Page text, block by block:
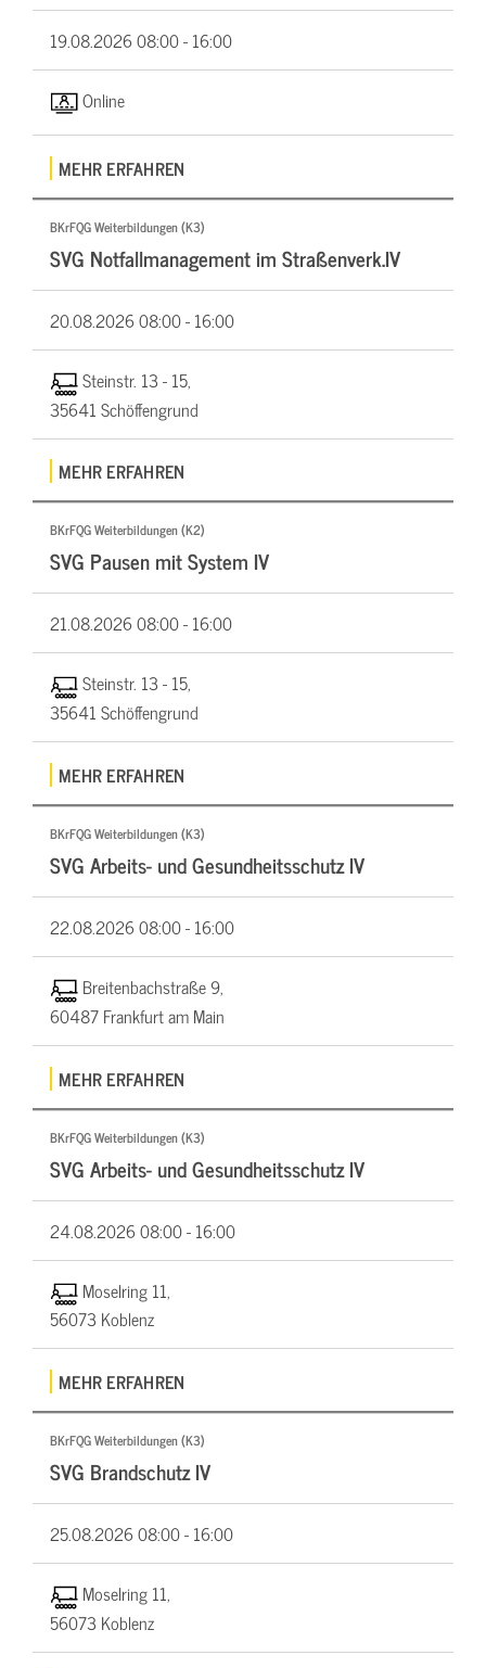
19.08.202608:00 - 16:00
Online
MEHR ERFAHREN
BKrFQG Weiterbildungen (K3)
SVG Notfallmanagement im Straßenverk.IV
20.08.202608:00 - 16:00
Steinstr. 13 - 15,
35641 Schöffengrund
MEHR ERFAHREN
BKrFQG Weiterbildungen (K2)
SVG Pausen mit System IV
21.08.202608:00 - 16:00
Steinstr. 13 - 15,
35641 Schöffengrund
MEHR ERFAHREN
BKrFQG Weiterbildungen (K3)
SVG Arbeits- und Gesundheitsschutz IV
22.08.202608:00 - 16:00
Breitenbachstraße 9,
60487 Frankfurt am Main
MEHR ERFAHREN
BKrFQG Weiterbildungen (K3)
SVG Arbeits- und Gesundheitsschutz IV
24.08.202608:00 - 16:00
Moselring 11,
56073 Koblenz
MEHR ERFAHREN
BKrFQG Weiterbildungen (K3)
SVG Brandschutz IV
25.08.202608:00 - 16:00
Moselring 11,
56073 Koblenz